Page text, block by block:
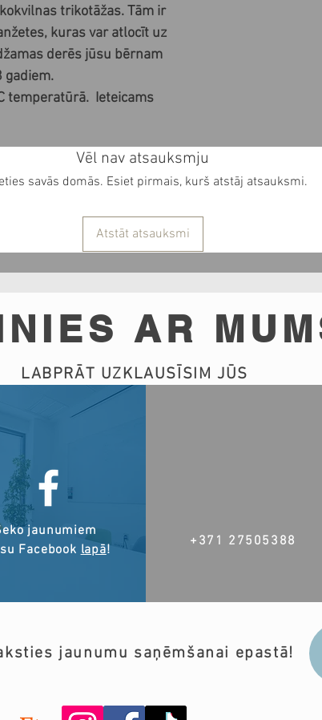
trikotāžas. Tām ir
kuras var atlocīt uz
derēs jūsu bērnam
gadiem.
temperatūrā. Ieteicams
Vēl nav atsauksmju
savās domās. Esiet pirmais, kurš atstāj atsauksmi.
Atstāt atsauksmi
AR
LABPRĀT UZKLAUSĪSIM JŪS
jaunumu saņēmšanai epastā!
jaunumiem
Facebooklapā!
+371 27505388